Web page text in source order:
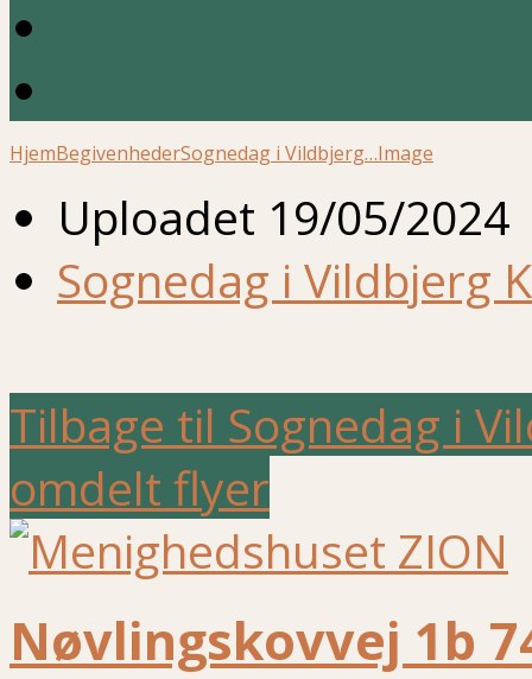
HjemBegivenhederSognedag i Vildbjerg…Image
Uploadet 19/05/2024
Sognedag i Vildbjerg
Tilbage til Sognedag i
omdelt flyer
Nøvlingskovvej 1b